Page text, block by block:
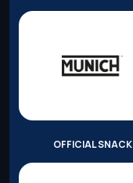
OFFICIAL SNACK